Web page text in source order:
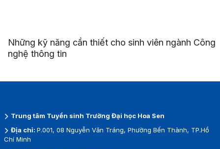
Những kỹ năng cần thiết cho sinh viên ngành Công
nghệ thông tin
Trung tâm Tuyển sinh Trường Đại học Hoa Sen
Địa chỉ: P.001, 08 Nguyễn Văn Tráng, Phường Bến Thành, TP.Hồ
Chí Minh